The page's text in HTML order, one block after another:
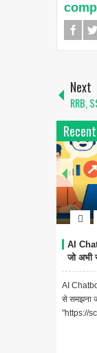
Next
RRB,
AI
जो अभी
AI
से समझना
"https://